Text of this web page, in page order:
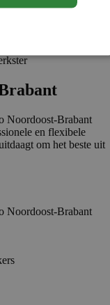
fijne werkomgeving,
in kunt zetten.’
Noordoost-Brabant
en flexibele
om het beste uit
Noordoost-Brabant